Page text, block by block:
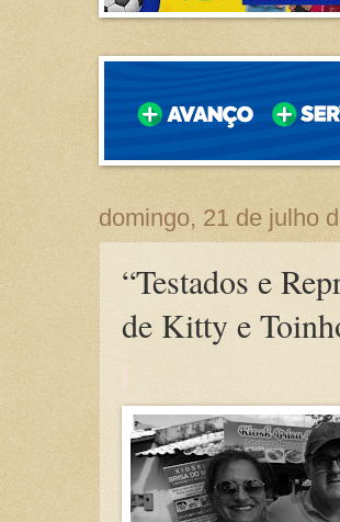
domingo, 21 de julho
“Testados e
de Kitty e